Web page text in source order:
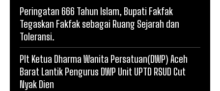
Peringatan 666 Tahun Islam, Bupati Fakfak
Tegaskan Fakfak sebagai Ruang Sejarah dan
Toleransi.
Plt Ketua Dharma Wanita Persatuan(DWP) Aceh
Barat Lantik Pengurus DWP Unit UPTD RSUD Cut
Nyak Dien